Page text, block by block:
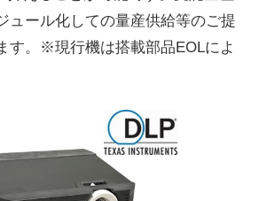
ュール化しての量産供給等のご提
す。※現行機は搭載部品EOLによ